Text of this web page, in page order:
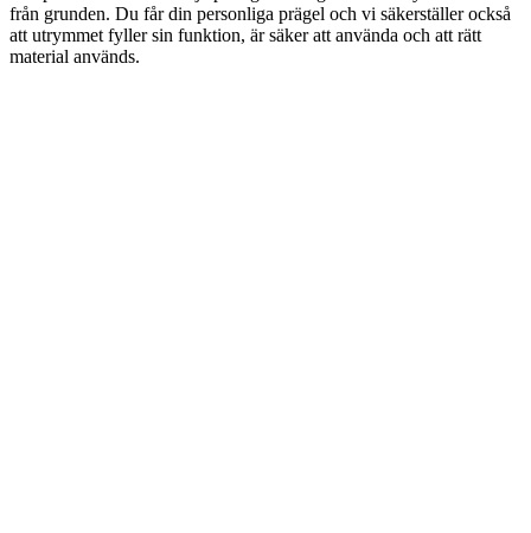
från grunden. Du får din personliga prägel och vi säkerställer också
att utrymmet fyller sin funktion, är säker att använda och att rätt
material används.